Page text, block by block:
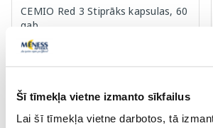
Šī tīmekļa vietne izmanto sīkfailus
Lai šī tīmekļa vietne darbotos, tā
CEMIO Red 3 Stiprāks kapsulas, 60
gab.
31.39 €